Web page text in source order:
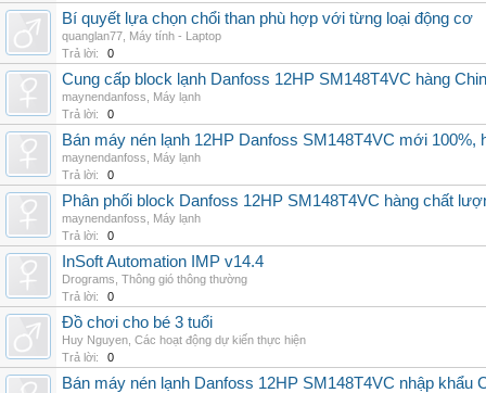
Bí quyết lựa chọn chổi than phù hợp với từng loại động cơ
quanglan77 Máy tính - Laptop
Trả lời:
0
Cung cấp block lạnh Danfoss 12HP SM148T4VC hàng
maynendanfoss
Máy lạnh
Trả lời:
0
Bán máy nén lạnh 12HP Danfoss SM148T4VC mới
maynendanfoss
Máy lạnh
Trả lời:
0
Phân phối block Danfoss 12HP SM148T4VC hàng chất
maynendanfoss
Máy lạnh
Trả lời:
0
InSoft Automation IMP v14.4
Drograms Thông gió thông thường
Trả lời:
0
Đồ chơi cho bé 3 tuổi
Huy Nguyen Các hoạt động dự kiến thực hiện
Trả lời:
0
Bán máy nén lạnh Danfoss 12HP SM148T4VC nhập khẩu